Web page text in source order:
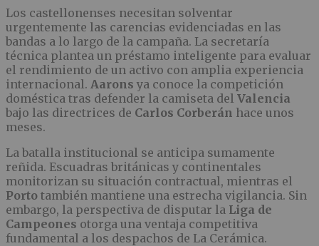
Los castellonenses necesitan solventar
urgentemente las carencias evidenciadas en las
bandas a lo largo de la campaña. La secretaría
técnica plantea un préstamo inteligente para evaluar
el rendimiento de un activo con amplia experiencia
internacional. Aarons ya conoce la competición
doméstica tras defender la camiseta del Valencia
bajo las directrices de Carlos Corberán hace unos
meses.
La batalla institucional se anticipa sumamente
reñida. Escuadras británicas y continentales
monitorizan su situación contractual, mientras el
Porto también mantiene una estrecha vigilancia. Sin
embargo, la perspectiva de disputar la Liga de
Campeones otorga una ventaja competitiva
fundamental a los despachos de La Cerámica.